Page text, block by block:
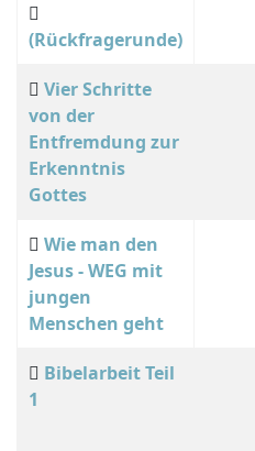
(Rückfragerunde)
Vier Schritte
von der
Entfremdung zur
Erkenntnis
Gottes
Wie man den
Jesus - WEG mit
jungen
Menschen geht
Bibelarbeit Teil
1